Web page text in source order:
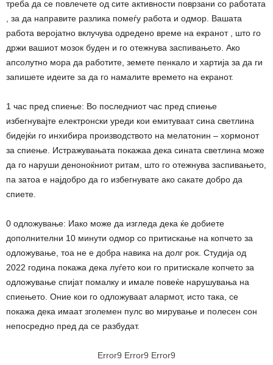
треба да се повлечете од сите активности поврзани со работата
, за да направите разлика помеѓу работа и одмор. Вашата
работа веројатно вклучува одредено време на екранот , што го
држи вашиот мозок буден и го отежнува заспивањето. Ако
апсолутно мора да работите, земете пенкало и хартија за да ги
запишете идеите за да го намалите времето на екранот.
1 час пред спиење: Во последниот час пред спиење
избегнувајте електронски уреди кои емитуваат сина светлина
бидејќи го инхибира производството на мелатонин – хормонот
за спиење. Истражувањата покажаа дека сината светлина може
да го наруши деноноќниот ритам, што го отежнува заспивањето,
па затоа е најдобро да го избегнувате ако сакате добро да
спиете.
0 одложување: Иако може да изгледа дека ќе добиете
дополнителни 10 минути одмор со притискање на копчето за
одложување, тоа не е добра навика на долг рок. Студија од
2022 година покажа дека луѓето кои го притискале копчето за
одложување спијат помалку и имале повеќе нарушувања на
спиењето. Оние кои го одложуваат алармот, исто така, се
покажа дека имаат зголемен пулс во мирување и полесен сон
непосредно пред да се разбудат.
Error9 Error9 Error9